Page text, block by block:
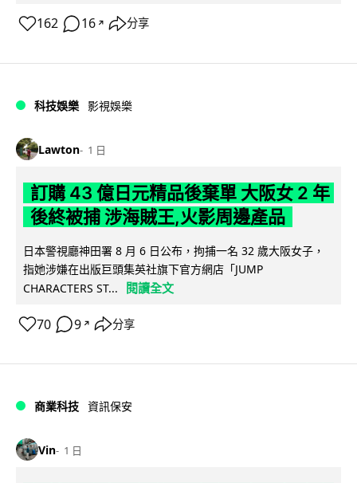
162 16 ↗ 分享
科技娛樂 影視娛樂
Lawton 1 日
訂購 43 億日元精品後棄單 大阪女 2 年
後終被捕 涉海賊王,火影周邊產品
日本警視廳神田署 8 月 6 日公布，拘捕一名 32 歲大阪女子，
指她涉嫌在出版巨頭集英社旗下官方網店「JUMP
CHARACTERS ST...
閱讀全文
70 9 ↗ 分享
商業科技 資訊保安
Vin 1 日